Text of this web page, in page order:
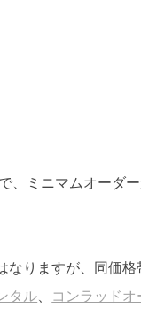
、ミニマムオーダー
なりますが、同価格
タル
コンラッド